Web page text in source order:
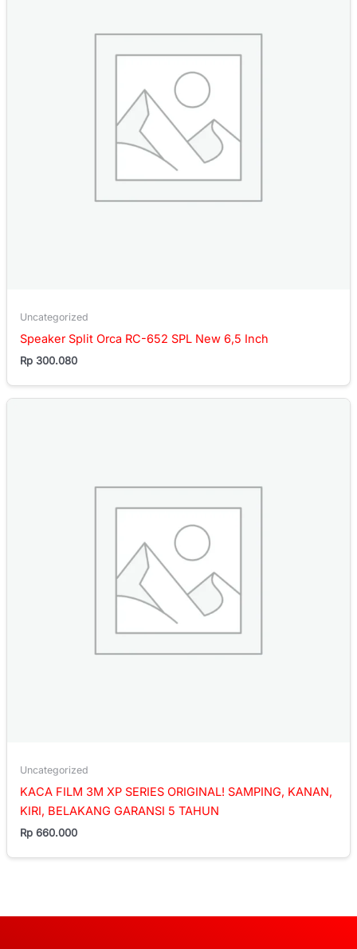
Uncategorized
Speaker Split Orca RC-652 SPL New 6,5 Inch
Rp 300.080
Uncategorized
KACA FILM 3M XP SERIES ORIGINAL! SAMPING, KANAN,
KIRI, BELAKANG GARANSI 5 TAHUN
Rp 660.000